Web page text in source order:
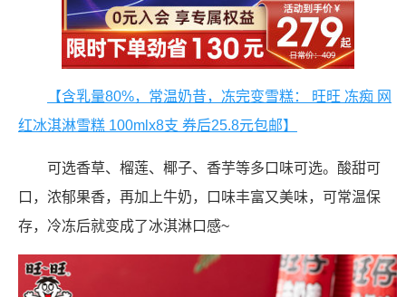
【含乳量80%，常温奶昔，冻完变雪糕： 旺旺 冻痴 网
红冰淇淋雪糕 100mlx8支 券后25.8元包邮】
可选香草、榴莲、椰子、香芋等多口味可选。酸甜可
口，浓郁果香，再加上牛奶，口味丰富又美味，可常温保
存，冷冻后就变成了冰淇淋口感~